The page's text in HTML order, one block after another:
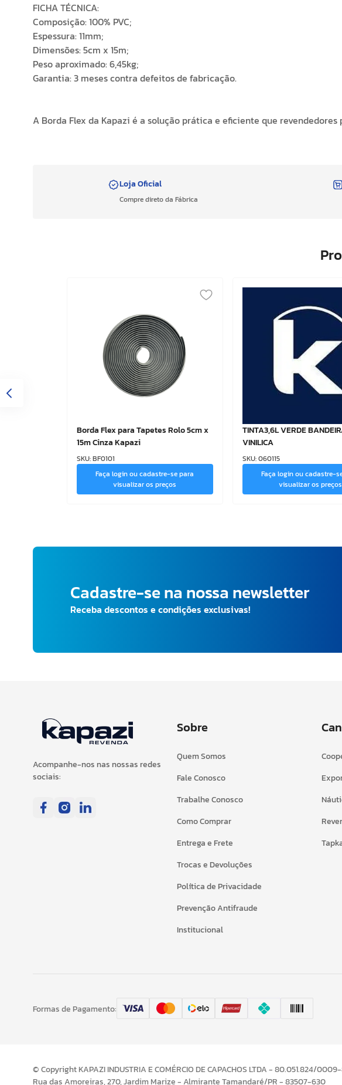
FICHA TÉCNICA:
Composição: 100% PVC;
Espessura: 11mm;
Dimensões: 5cm x 15m;
Peso aproximado: 6,45kg;
Garantia: 3 meses contra defeitos de fabricação.
A Borda Flex da Kapazi é a solução prática e eficiente que
Loja Oficial
Compre direto da Fábrica
Borda Flex para Tapetes Rolo 5cm x
15m Cinza Kapazi
SKU:BF0101
Faça login ou cadastre-se para
visualizar os preços
TINTA3,6L VERDE
VINILICA
SKU:060115
Faça login ou cadastre-
visualizar os preços
Cadastre-se na nossa newsletter
Receba descontos e condições exclusivas!
Acompanhe-nos nas nossas redes
sociais:
Sobre
Quem Somos
Fale Conosco
Trabalhe Conosco
Como Comprar
Entrega e Frete
Trocas e Devoluções
Política de Privacidade
Prevenção Antifraude
Institucional
Formas de Pagamento:
© Copyright KAPAZI INDUSTRIA E COMÉRCIO DE CAPACHOS LTDA - 80.051.824/
Rua das Amoreiras, 270, Jardim Marize - Almirante Tamandaré/PR - 83507-630